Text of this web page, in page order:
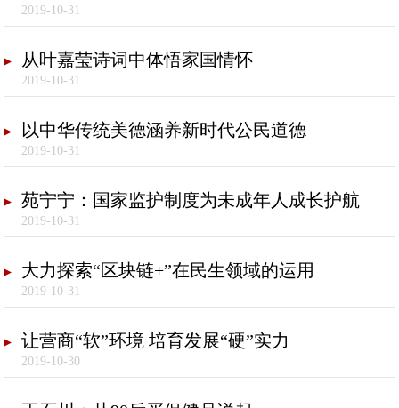
2019-10-31
从叶嘉莹诗词中体悟家国情怀
2019-10-31
以中华传统美德涵养新时代公民道德
2019-10-31
苑宁宁：国家监护制度为未成年人成长护航
2019-10-31
大力探索“区块链+”在民生领域的运用
2019-10-31
让营商“软”环境 培育发展“硬”实力
2019-10-30